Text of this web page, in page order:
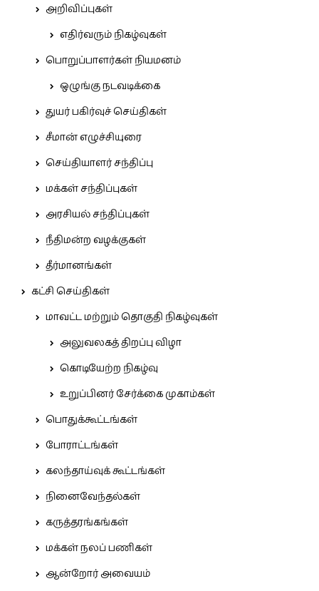
அறிவிப்புகள்
எதிர்வரும் நிகழ்வுகள்
பொறுப்பாளர்கள் நியமனம்
ஒழுங்கு நடவடிக்கை
துயர் பகிர்வுச் செய்திகள்
சீமான் எழுச்சியுரை
செய்தியாளர் சந்திப்பு
மக்கள் சந்திப்புகள்
அரசியல் சந்திப்புகள்
நீதிமன்ற வழக்குகள்
தீர்மானங்கள்
கட்சி செய்திகள்
மாவட்ட மற்றும் தொகுதி நிகழ்வுகள்
அலுவலகத் திறப்பு விழா
கொடியேற்ற நிகழ்வு
உறுப்பினர் சேர்க்கை முகாம்கள்
பொதுக்கூட்டங்கள்
போராட்டங்கள்
கலந்தாய்வுக் கூட்டங்கள்
நினைவேந்தல்கள்
கருத்தரங்கங்கள்
மக்கள் நலப் பணிகள்
ஆன்றோர் அவையம்